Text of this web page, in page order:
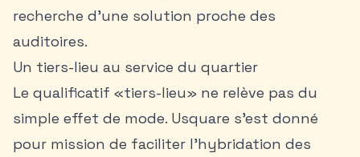
recherche d’une solution proche des
auditoires.
Un tiers-lieu au service du quartier
Le qualificatif «tiers-lieu» ne relève pas du
simple effet de mode. Usquare s’est donné
pour mission de faciliter l’hybridation des